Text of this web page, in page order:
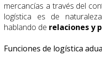
mercancías a través del
logística es de
hablando de relaciones y
Funciones de logística